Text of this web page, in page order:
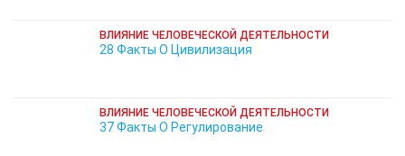
ВЛИЯНИЕ ЧЕЛОВЕЧЕСКОЙ ДЕЯТЕЛЬНОСТИ
28 Факты О Цивилизация
ВЛИЯНИЕ ЧЕЛОВЕЧЕСКОЙ ДЕЯТЕЛЬНОСТИ
37 Факты О Регулирование